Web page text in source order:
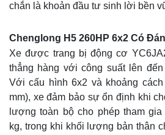
chắn là khoản đầu tư sinh lời bền
Chenglong H5 260HP 6x2 Có
Xe được trang bị động cơ
thẳng hàng với công suất lên
Với cấu hình 6x2 và khoảng
mm), xe đảm bảo sự ổn định khi
lượng toàn bộ cho phép tham
kg, trong khi khối lượng bản thân